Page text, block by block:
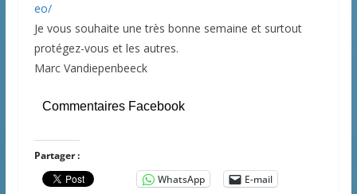
eo/
Je vous souhaite une très bonne semaine et surtout
protégez-vous et les autres.
Marc Vandiepenbeeck
Commentaires Facebook
Partager :
WhatsApp
E-mail